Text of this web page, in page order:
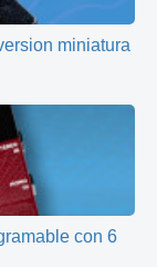
miniatura
con 6